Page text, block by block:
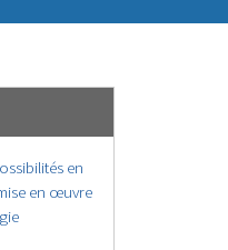
en
en œuvre